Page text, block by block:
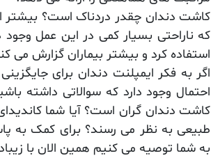
کاشت دندان چقدر دردناک است؟ بیشتر
که ناراحتی بسیار کمی در این عمل
استفاده کرد و بیشتر بیماران گزارش
اگر به فکر ایمپلنت دندان برای
احتمال وجود دارد که سوالاتی داشته
کاشت دندان گران است؟ آیا شما
طبیعی به نظر می رسند؟ برای کمک به
به شما توصیه می کنیم همین الان با